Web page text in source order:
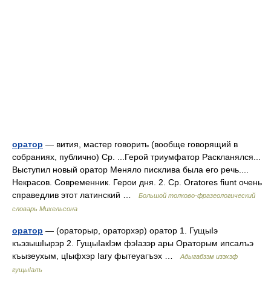
оратор — вития, мастер говорить (вообще говорящий в
собраниях, публично) Ср. ...Герой триумфатор Раскланялся...
Выступил новый оратор Меняло писклива была его речь....
Некрасов. Современник. Герои дня. 2. Ср. Oratores fiunt очень
справедлив этот латинский …
Большой толково-фразеологический
словарь Михельсона
оратор — (ораторыр, ораторхэр) оратор 1. ГущыIэ
къэзышIырэр 2. ГущыIакIэм фэIазэр ары Ораторым ипсалъэ
къызеухым, цIыфхэр Iагу фытеуагъэх …
Адыгабзэм изэхэф
гущыIалъ